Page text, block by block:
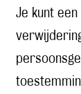
Je kunt